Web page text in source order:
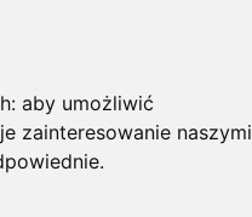
aby umożliwić
zainteresowanie naszymi
.